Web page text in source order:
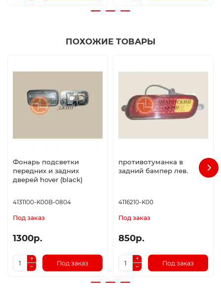
ПОХОЖИЕ ТОВАРЫ
Фонарь подсветки
передних и задних
дверей hover (black)
4131100-K00B-0804
Под заказ
1300р.
Под заказ
противотуманка в
задний бампер лев.
4116210-K00
Под заказ
850р.
Под заказ